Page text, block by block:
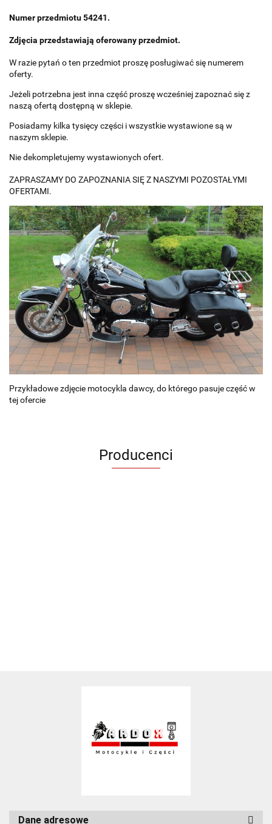
Numer przedmiotu 54241.
Zdjęcia przedstawiają oferowany przedmiot.
W razie pytań o ten przedmiot proszę posługiwać się numerem
oferty.
Jeżeli potrzebna jest inna część proszę wcześniej zapoznać się z
naszą ofertą dostępną w sklepie.
Posiadamy kilka tysięcy części i wszystkie wystawione są w
naszym sklepie.
Nie dekompletujemy wystawionych ofert.
ZAPRASZAMY DO ZAPOZNANIA SIĘ Z NASZYMI POZOSTAŁYMI
OFERTAMI.
Przykładowe zdjęcie motocykla dawcy, do którego pasuje część w
tej ofercie
Producenci
Dane adresowe